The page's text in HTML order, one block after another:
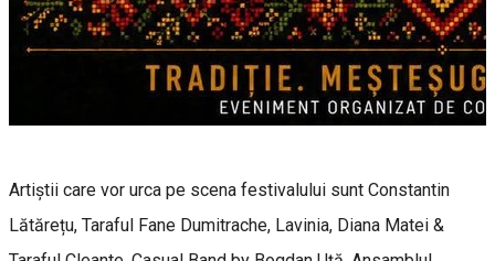
Artiștii care vor urca pe scena festivalului sunt Constantin
Lătărețu, Taraful Fane Dumitrache, Lavinia, Diana Matei &